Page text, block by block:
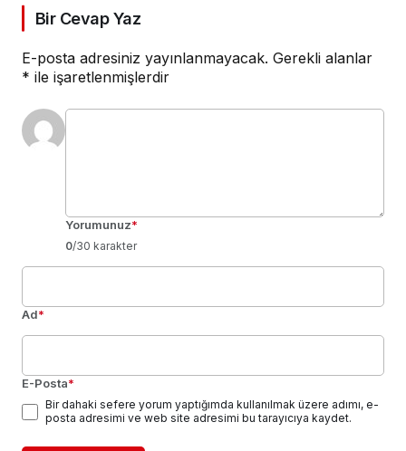
Bir Cevap Yaz
E-posta adresiniz yayınlanmayacak. Gerekli alanlar
* ile işaretlenmişlerdir
Yorumunuz*
0/30 karakter
Ad*
E-Posta*
Bir dahaki sefere yorum yaptığımda kullanılmak üzere adımı, e-
posta adresimi ve web site adresimi bu tarayıcıya kaydet.